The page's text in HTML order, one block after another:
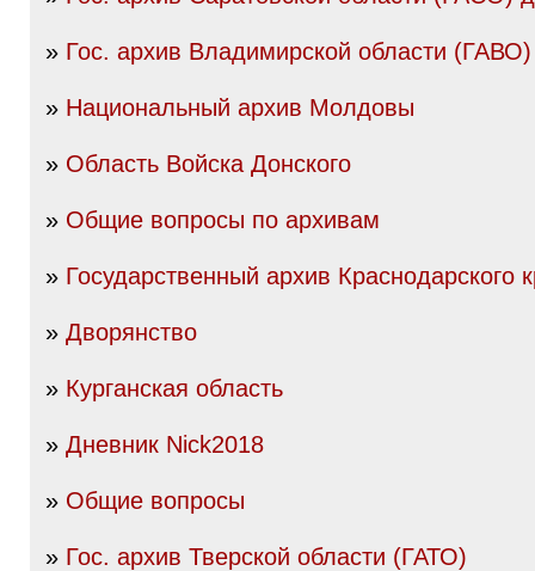
» Гос. архив Владимирской области (ГАВО)
» Национальный архив Молдовы
» Область Войска Донского
» Общие вопросы по архивам
» Государственный архив Краснодарского
» Дворянство
» Курганская область
» Дневник Nick2018
» Общие вопросы
» Гос. архив Тверской области (ГАТО)